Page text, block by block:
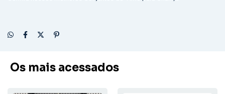
Os mais acessados